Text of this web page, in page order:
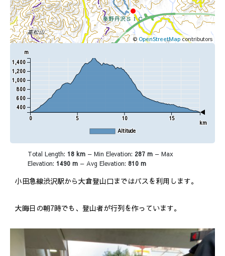
© OpenStreetMapcontributors
0 5 10 15
km
400
600
800
1,000
1,200
1,400
m
Altitude
Total Length: 18 km Min Elevation: 287 m
Max
Elevation: 1490 m Avg Elevation: 810 m
小田急線渋沢駅から大倉登山口まではバスを利用します。
大晦日の朝7時でも、登山者が行列を作っています。